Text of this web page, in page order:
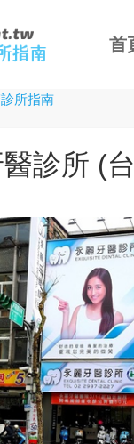
導
首
所指南
診所 (